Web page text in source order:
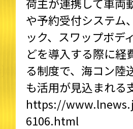
や予約受付システム
ック、スワップボデ
どを導入する際に経
る制度で、海コン陸
も活用が見込まれる
https://
6106.html